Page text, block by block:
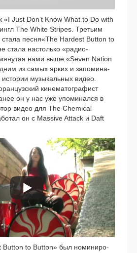
«I Just Don’t Know What to Do with
The White Stripes. Третьим
песня«The Hardest Button to
ста­ла настоль­ко «радио-
нами выше «Seven Nation
из самых ярких и запо­ми­на­
музы­каль­ных видео.
кине­ма­то­гра­фист
он у нас уже упо­ми­нал­ся в
видео для The Chemical
он с Massive Attack и Daft
Button to Button» был номи­ни­ро­